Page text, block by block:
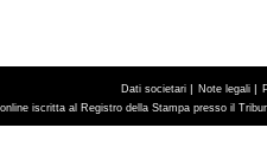
Dati societari | Note legali |
iscritta al Registro della Stampa presso il